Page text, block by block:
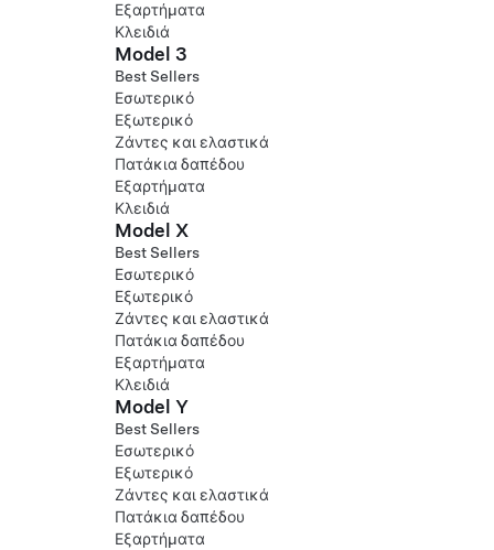
Εξαρτήματα
Κλειδιά
Model 3
Best Sellers
Εσωτερικό
Εξωτερικό
Ζάντες και ελαστικά
Πατάκια δαπέδου
Εξαρτήματα
Κλειδιά
Model X
Best Sellers
Εσωτερικό
Εξωτερικό
Ζάντες και ελαστικά
Πατάκια δαπέδου
Εξαρτήματα
Κλειδιά
Model Y
Best Sellers
Εσωτερικό
Εξωτερικό
Ζάντες και ελαστικά
Πατάκια δαπέδου
Εξαρτήματα